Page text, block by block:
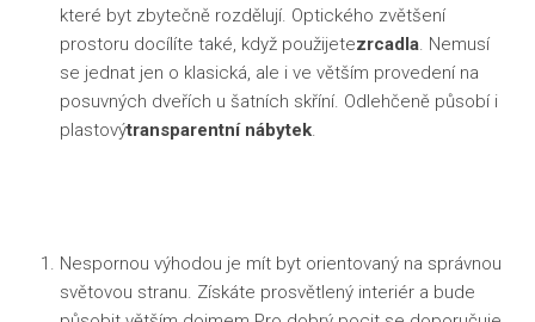
které byt zbytečně rozdělují. Optického zvětšení
prostoru docílíte také, když použijetezrcadla. Nemusí
se jednat jen o klasická, ale i ve větším provedení na
posuvných dveřích u šatních skříní. Odlehčeně působí i
plastovýtransparentní nábytek.
Nespornou výhodou je mít byt orientovaný na správnou
světovou stranu. Získáte prosvětlený interiér a bude